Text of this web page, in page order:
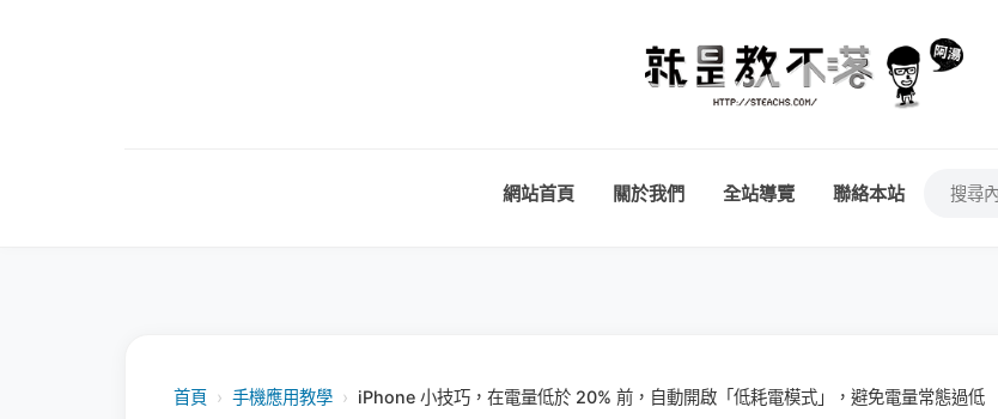
網站首頁 關於我們 全站導覽 聯絡本站
首頁 › 手機應用教學 › iPhone 小技巧，在電量低於 20% 前，自動開啟「低耗電模式」，避免電量常態過低